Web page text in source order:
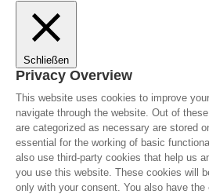
Schließen
Privacy Overview
This website uses cookies to improve
navigate through the website. Out of
are categorized as necessary are stored
essential for the working of basic
also use third-party cookies that help us
you use this website. These cookies will
only with your consent. You also have